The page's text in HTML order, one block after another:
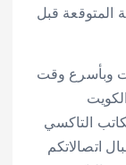
المتوقعة قبل
وبأسرع وقت
التاكسي
اتصالاتكم